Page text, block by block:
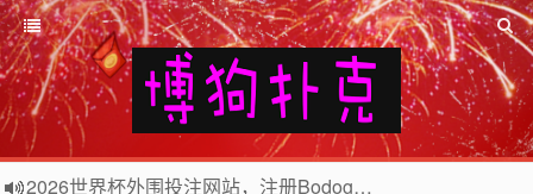
2026世界杯外围投注网站，注册Bodog博狗投注最高送3888奖金